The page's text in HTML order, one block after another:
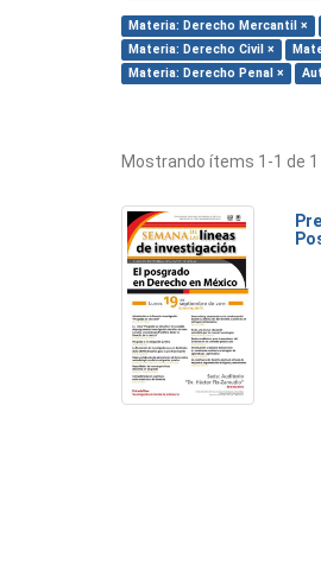
Materia: Derecho Mercantil ×
Materia: Derecho Civil ×
Materia: Derecho Penal ×
Mostrando ítems 1-1 de 1